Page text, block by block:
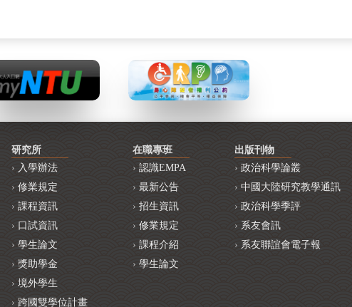
研究所
入學辦法
修業規定
課程資訊
口試資訊
學生論文
獎助學金
境外學生
跨國雙學位計畫
在職專班
認識EMPA
最新公告
招生資訊
修業規定
課程介紹
學生論文
出版刊物
政治科學論叢
中國大陸研究教學通訊
政治科學季評
系友會訊
系友聯誼會電子報